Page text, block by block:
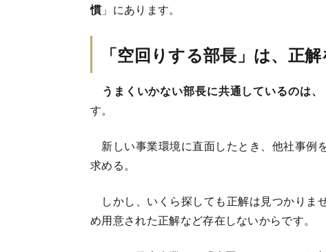
慣 」にあります。
「空回りする部長」は、正
うまくいかない部長に共通しているのは
す。
新しい事業環境に直面したとき、他社事例
求める。
しかし、いくら探しても正解は見つかりま
め用意された正解など存在しないからです。